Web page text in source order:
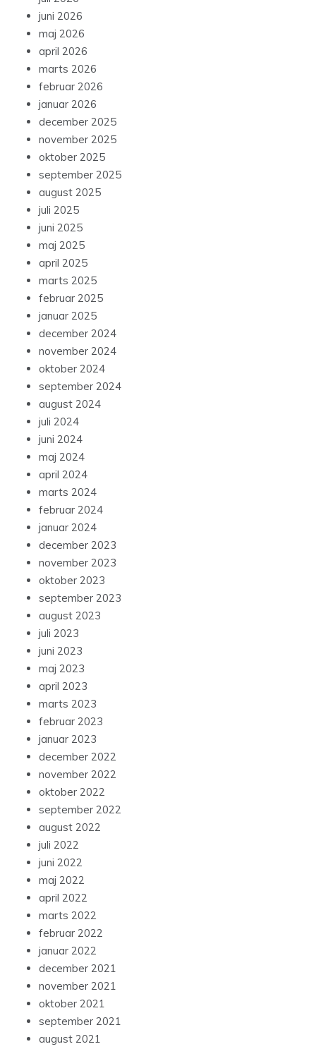
juni 2026
maj 2026
april 2026
marts 2026
februar 2026
januar 2026
december 2025
november 2025
oktober 2025
september 2025
august 2025
juli 2025
juni 2025
maj 2025
april 2025
marts 2025
februar 2025
januar 2025
december 2024
november 2024
oktober 2024
september 2024
august 2024
juli 2024
juni 2024
maj 2024
april 2024
marts 2024
februar 2024
januar 2024
december 2023
november 2023
oktober 2023
september 2023
august 2023
juli 2023
juni 2023
maj 2023
april 2023
marts 2023
februar 2023
januar 2023
december 2022
november 2022
oktober 2022
september 2022
august 2022
juli 2022
juni 2022
maj 2022
april 2022
marts 2022
februar 2022
januar 2022
december 2021
november 2021
oktober 2021
september 2021
august 2021